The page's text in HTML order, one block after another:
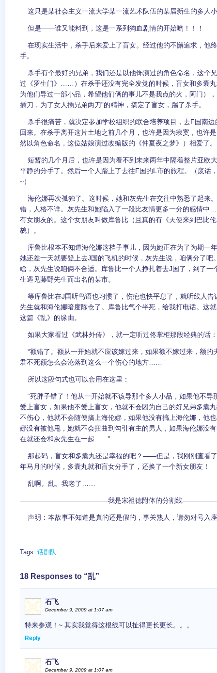
这只是某社会主义一流大学某一流艺术队伍的某届新生的多人
但是——谁又能料到，这是一系列狗血剧情的开始哟！！！
在现实生活中，杀手后来爱上了盲女。经过他的不懈追求，他
手。
杀手有个最好的兄弟，我们还是以他饰演过的角色命名，这个
过《罗生门》……）在杀手还没有完全发觉的时候，盲女和多囊
为他们导过一部小品，希望他们俩的事儿不是我点的火，阿门）
插刀，为了女人插兄弟两刀”的精神，搞定了盲女，踹了杀手。
杀手很痛苦，就决定参加学校组织的联合培养项目，去F国南
回来。在杀手离开这片土地之前几个月，也许是因为寂寞，也许
然以角色命名，这位姑娘演过改编版的《仲夏夜之梦》）相爱了。
短暂的几个月后，也许是因为看不到未来两年中隔着整片亚欧
平静的分手了。然后一个人踏上了去往F国的L市的旅程。（废话
~）
海伦娜再次孤独了。这时候，她和灰先生在交往中熟悉了起来
错，人格不详。灰先生和她陷入了一段比友情更多一分的感情
有女朋友的。这个女朋友叫做库鲁比（且真的有《天使来到巴比
貌）。
库鲁比根本不知道海伦娜这档子事儿，因为她正在为了为期一
她还差一天就要登上去J国的飞机的时候，灰先生说，咱俩分了吧
啥，灰先生说咱俩不合适。库鲁比一个人挣扎着去J国了，到了一
生遇见藤野先生而出名的某市。
等库鲁比在J国听鸟语也习惯了，伤疤也快平息了，就听线人告
先生就和海伦娜暗度陈仓了。库鲁比气个半死，给我打电话。这
这篇《乱》的缘由。
如果大家看过《武林外传》，就一定听过佟掌柜那段经典的话：
“额错了。额从一开始就不应该嫁过来，如果额不嫁过来，额的
君不死额怎么会沦落到这么一个伤心的地方……”
所以这段句式也可以套用在这里：
“死胖子错了！他从一开始就不该导那个多人小品，如果他不导
爱上盲女，如果他不爱上盲女，他就不会因为自己的好兄弟多囊
不伤心，他就不会随便搞上海伦娜，如果他没有搞上海伦娜，他
娜没有被他甩，她就不会扭曲到勾引有主的男人，如果海伦娜没
在就还会和灰先生在一起……”
那起码，盲女和多囊丸还是幸福的吧？——但是，我刚刚查看
年马月的时候，多囊丸就和盲女分手了，还换了一个新女朋友！
乱啊。乱。我老了……
—————————————我是宋祖德附体的分割线
声明：本故事不知道是真的还是假的，事关熟人，请勿对号入
Tags: 话剧队
18 Responses to “乱”
石飞
December 9, 2009 at 1:07 am
特来参观！~ 其实我觉得这根线可以扯得更长更长。。。
Reply
石飞
December 9, 2009 at 1:07 am